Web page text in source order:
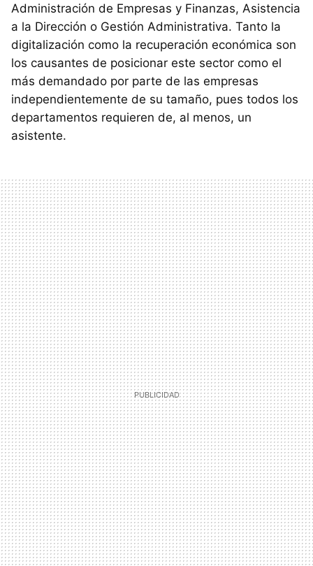
Administración de Empresas y Finanzas, Asistencia
a la Dirección o Gestión Administrativa. Tanto la
digitalización como la recuperación económica son
los causantes de posicionar este sector como el
más demandado por parte de las empresas
independientemente de su tamaño, pues todos los
departamentos requieren de, al menos, un
asistente.